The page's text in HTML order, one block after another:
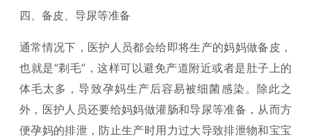
四、备皮、导尿等准备
通常情况下，医护人员都会给即将生产的妈妈做备皮，
也就是“剃毛”，这样可以避免产道附近或者是肚子上的
体毛太多，导致孕妈生产后容易被细菌感染。除此之
外，医护人员还要给妈妈做灌肠和导尿等准备，从而方
便孕妈的排泄，防止生产时用力过大导致排泄物和宝宝